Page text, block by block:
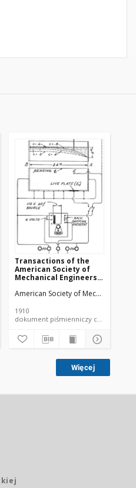
Engineers
czasopismo
Transactions of the
American Society of
Mechanical Engineers
American Society of Mechanical
1910
dokument piśmienniczy czasopismo
Więcej